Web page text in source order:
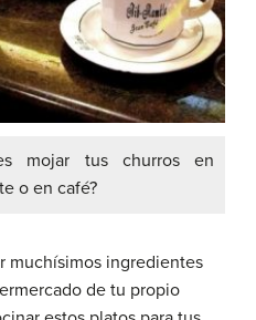
mojar tus churros en
o en café?
muchísimos ingredientes
de tu propio